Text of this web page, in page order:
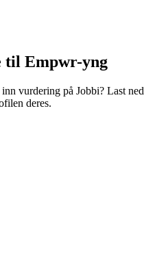
til Empwr-yng
vurdering på Jobbi? Last ned
deres.